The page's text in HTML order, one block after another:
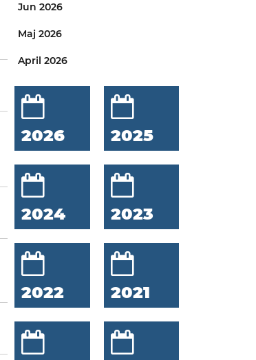
Jun 2026
Maj 2026
April 2026
2026 2025
2024 2023
2022 2021